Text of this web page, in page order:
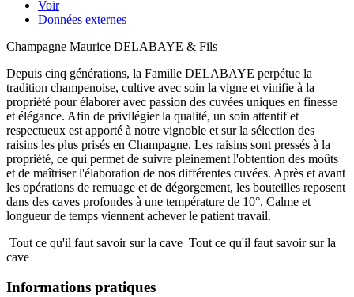
Voir
Données externes
Champagne Maurice DELABAYE & Fils
Depuis cinq générations, la Famille DELABAYE perpétue la
tradition champenoise, cultive avec soin la vigne et vinifie à la
propriété pour élaborer avec passion des cuvées uniques en finesse
et élégance. Afin de privilégier la qualité, un soin attentif et
respectueux est apporté à notre vignoble et sur la sélection des
raisins les plus prisés en Champagne. Les raisins sont pressés à la
propriété, ce qui permet de suivre pleinement l'obtention des moûts
et de maîtriser l'élaboration de nos différentes cuvées. Après et avant
les opérations de remuage et de dégorgement, les bouteilles reposent
dans des caves profondes à une température de 10°. Calme et
longueur de temps viennent achever le patient travail.
Tout ce qu'il faut savoir sur la cave Tout ce qu'il faut savoir sur la
cave
Informations pratiques